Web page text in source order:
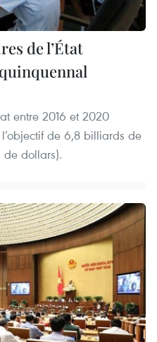
de l’État
entre 2016 et 2020
de 6,8 billiards de
dollars).